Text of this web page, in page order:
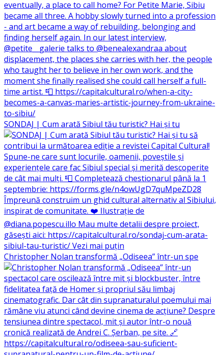
SONDAJ | Cum arată Sibiul tău turistic? Hai și tu
Christopher Nolan transformă „Odiseea” într-un spe